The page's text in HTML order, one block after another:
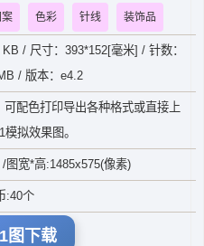
案 色彩 针线 装饰品
/ 尺寸：393*152[毫米] / 针数：
/ 版本：e4.2
配色打印导出各种格式或直接上
拟效果图。
图宽*高:1485x575(像素)
:40个
图下载